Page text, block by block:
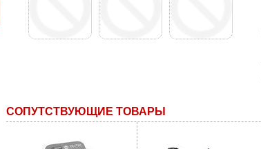
СОПУТСТВУЮЩИЕ ТОВАРЫ